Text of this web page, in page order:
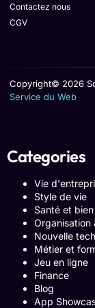
Contactez nous
CGV
Copyright© 2026
Service du Web
Categories
Vie
Style de vie
Santé et
Organisation
Nouvelle
Métier et
Jeu en ligne
Finance
Blog
App